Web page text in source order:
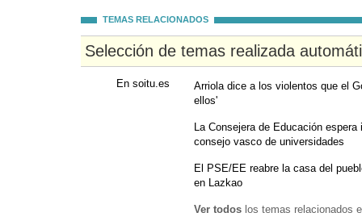
TEMAS RELACIONADOS
Selección de temas realizada
En soitu.es
Arriola dice a los violentos que el
ellos'
La Consejera de Educación
consejo vasco de universidades
El PSE/EE reabre la casa del
en Lazkao
Ver todos los temas relacionados